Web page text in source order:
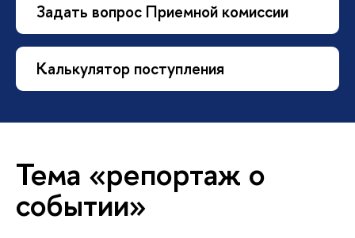
Задать вопрос Приемной комиссии
Калькулятор поступления
Тема «репортаж о
событии»